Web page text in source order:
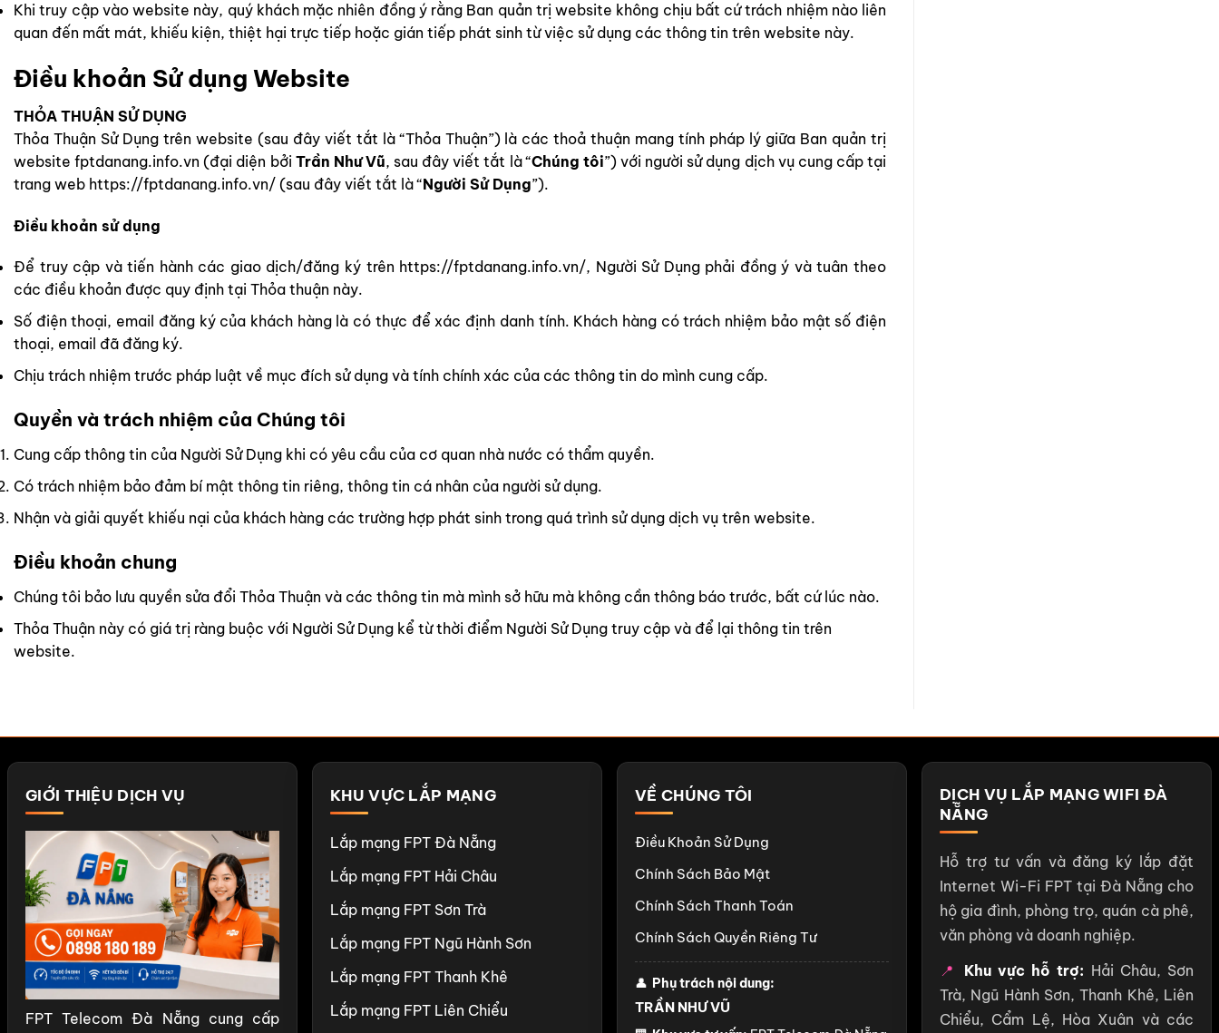
Khi truy cập vào website này, quý khách mặc nhiên đồng ý rằng Ban quản trị website không chịu bất cứ trách nhiệm nào liên
quan đến mất mát, khiếu kiện, thiệt hại trực tiếp hoặc gián tiếp phát sinh từ việc sử dụng các thông tin trên website này.
Điều khoản Sử dụng Website
THỎA THUẬN SỬ DỤNG
Thỏa Thuận Sử Dụng trên website (sau đây viết tắt là “Thỏa Thuận”) là các thoả thuận mang tính pháp lý giữa Ban quản trị
website fptdanang.info.vn (đại diện bởi Trần Như Vũ, sau đây viết tắt là “Chúng tôi”) với người sử dụng dịch vụ cung cấp tại
trang web https://fptdanang.info.vn/ (sau đây viết tắt là “Người Sử Dụng”).
Điều khoản sử dụng
Để truy cập và tiến hành các giao dịch/đăng ký trên https://fptdanang.info.vn/, Người Sử Dụng phải đồng ý và tuân theo
các điều khoản được quy định tại Thỏa thuận này.
Số điện thoại, email đăng ký của khách hàng là có thực để xác định danh tính. Khách hàng có trách nhiệm bảo mật số điện
thoại, email đã đăng ký.
Chịu trách nhiệm trước pháp luật về mục đích sử dụng và tính chính xác của các thông tin do mình cung cấp.
Quyền và trách nhiệm của Chúng tôi
Cung cấp thông tin của Người Sử Dụng khi có yêu cầu của cơ quan nhà nước có thẩm quyền.
Có trách nhiệm bảo đảm bí mật thông tin riêng, thông tin cá nhân của người sử dụng.
Nhận và giải quyết khiếu nại của khách hàng các trường hợp phát sinh trong quá trình sử dụng dịch vụ trên website.
Điều khoản chung
Chúng tôi bảo lưu quyền sửa đổi Thỏa Thuận và các thông tin mà mình sở hữu mà không cần thông báo trước, bất cứ lúc nào.
Thỏa Thuận này có giá trị ràng buộc với Người Sử Dụng kể từ thời điểm Người Sử Dụng truy cập và để lại thông tin trên
website.
GIỚI THIỆU DỊCH VỤ
FPT Telecom Đà Nẵng cung cấp
KHU VỰC LẮP MẠNG
Lắp mạng FPT Đà Nẵng
Lắp mạng FPT Hải Châu
Lắp mạng FPT Sơn Trà
Lắp mạng FPT Ngũ Hành Sơn
Lắp mạng FPT Thanh Khê
Lắp mạng FPT Liên Chiểu
VỀ CHÚNG TÔI
Điều Khoản Sử Dụng
Chính Sách Bảo Mật
Chính Sách Thanh Toán
Chính Sách Quyền Riêng Tư
👤 Phụ trách nội dung:
TRẦN NHƯ VŨ
DỊCH VỤ LẮP MẠNG WIFI ĐÀ
NẴNG
Hỗ trợ tư vấn và đăng ký lắp đặt
Internet Wi-Fi FPT tại Đà Nẵng cho
hộ gia đình, phòng trọ, quán cà phê,
văn phòng và doanh nghiệp.
📍
Khu vực hỗ trợ: Hải Châu, Sơn
Trà, Ngũ Hành Sơn, Thanh Khê, Liên
Chiểu, Cẩm Lệ, Hòa Xuân và các